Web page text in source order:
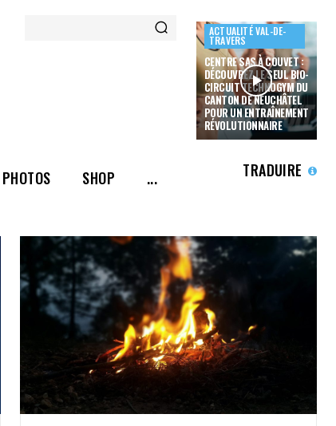
ACTUALITÉ VAL-DE-
TRAVERS
CENTRE SAS À COUVET :
DÉCOUVREZ LE SEUL BIO-
CIRCUIT TECHNOGYM DU
CANTON DE NEUCHÂTEL
POUR UN ENTRAÎNEMENT
RÉVOLUTIONNAIRE
PHOTOS SHOP ... TRADUIRE